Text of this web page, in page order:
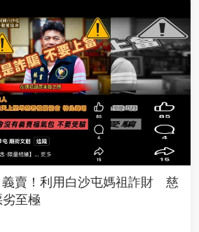
義賣！利用白沙屯媽祖詐財 慈
至極